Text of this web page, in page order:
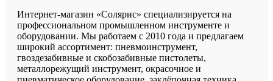
Интернет-магазин «Солярис» специализируется на
профессиональном промышленном инструменте и
оборудовании. Мы работаем с 2010 года и предлагаем
широкий ассортимент: пневмоинструмент,
гвоздезабивные и скобозабивные пистолеты,
металлорежущий инструмент, окрасочное и